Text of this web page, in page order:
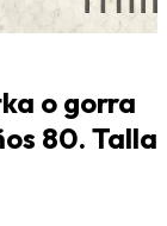
o gorra
80. Talla